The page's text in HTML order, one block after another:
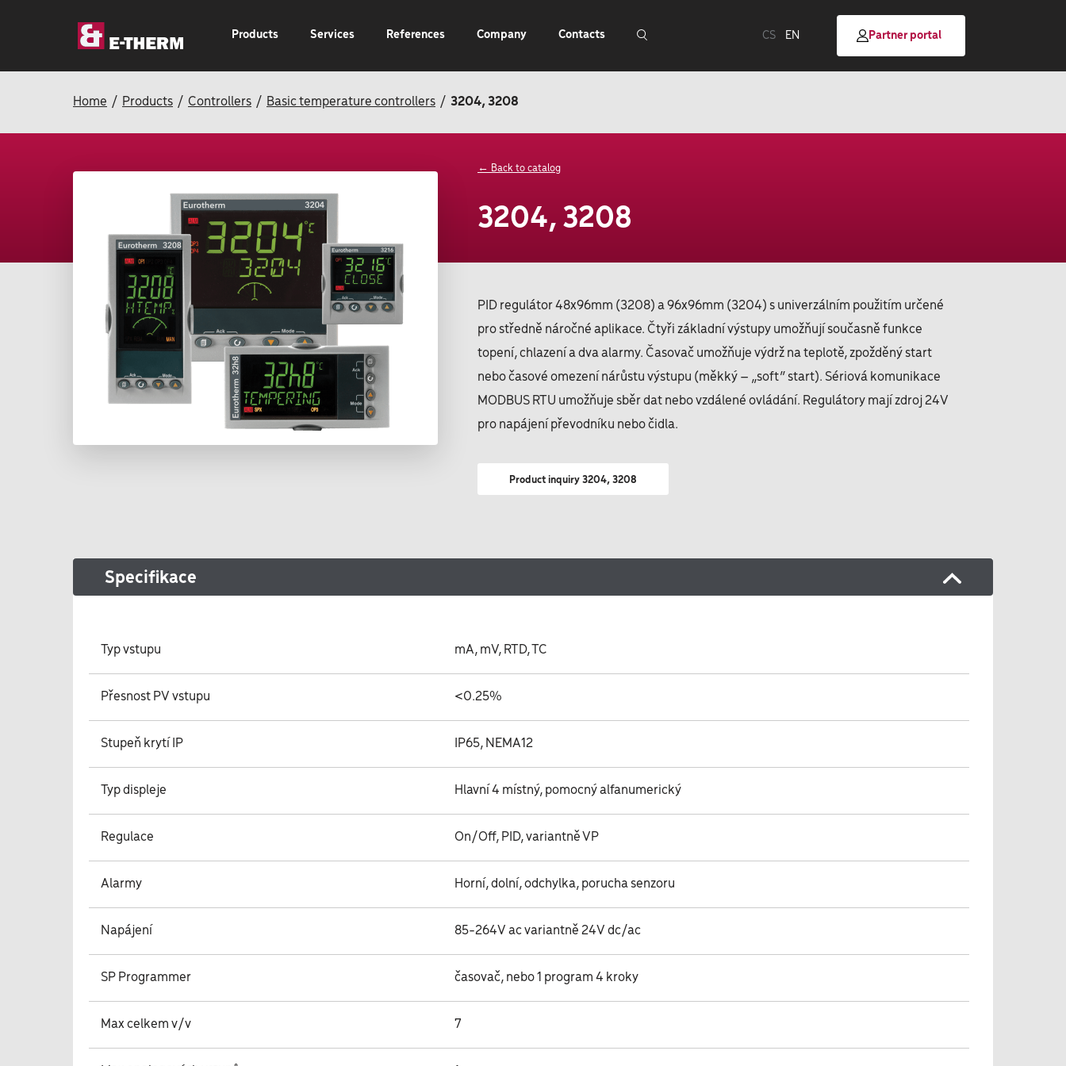
Products Services References Company Contacts CS EN Partner portal
Home Products Controllers Basic temperature controllers 3204, 3208
← Back to catalog
3204, 3208
PID regulátor 48x96mm (3208) a 96x96mm (3204) s univerzálním použitím určené
pro středně náročné aplikace. Čtyři základní výstupy umožňují současně funkce
topení, chlazení a dva alarmy. Časovač umožňuje výdrž na teplotě, zpožděný start
nebo časové omezení nárůstu výstupu (měkký – „soft“ start). Sériová komunikace
MODBUS RTU umožňuje sběr dat nebo vzdálené ovládání. Regulátory mají zdroj 24V
pro napájení převodníku nebo čidla.
Product inquiry 3204, 3208
Specifikace
Typ vstupu mA, mV, RTD, TC
Přesnost PV vstupu <0.25%
Stupeň krytí IP IP65, NEMA12
Typ displeje Hlavní 4 místný, pomocný alfanumerický
Regulace On/Off, PID, variantně VP
Alarmy Horní, dolní, odchylka, porucha senzoru
Napájení 85-264V ac variantně 24V dc/ac
SP Programmer časovač, nebo 1 program 4 kroky
Max celkem v/v 7